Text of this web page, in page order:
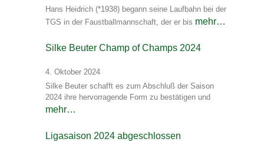
Hans Heidrich (*1938) begann seine Laufbahn bei der
TGS in der Faustballmannschaft, der er bis mehr…
Silke Beuter Champ of Champs 2024
4. Oktober 2024
Silke Beuter schafft es zum Abschluß der Saison
2024 ihre hervorragende Form zu bestätigen und
mehr…
Ligasaison 2024 abgeschlossen